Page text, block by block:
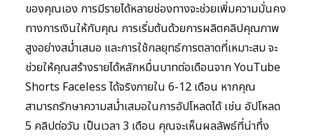
ของคุณเอง การมีรายได้หลายช่องทางจะช่วยเพิ่มความมั่นคง
ทางการเงินให้กับคุณ การเริ่มต้นด้วยการผลิตคลิปคุณภาพ
สูงอย่างสม่ำเสมอ และการใช้กลยุทธ์การตลาดที่เหมาะสม จะ
ช่วยให้คุณสร้างรายได้หลักหมื่นบาทต่อเดือนจาก YouTube
Shorts Faceless ได้จริงภายใน 6-12 เดือน หากคุณ
สามารถรักษาความสม่ำเสมอในการอัปโหลดได้ เช่น อัปโหลด
5 คลิปต่อวัน เป็นเวลา 3 เดือน คุณจะเห็นผลลัพธ์ที่น่าทึ่ง